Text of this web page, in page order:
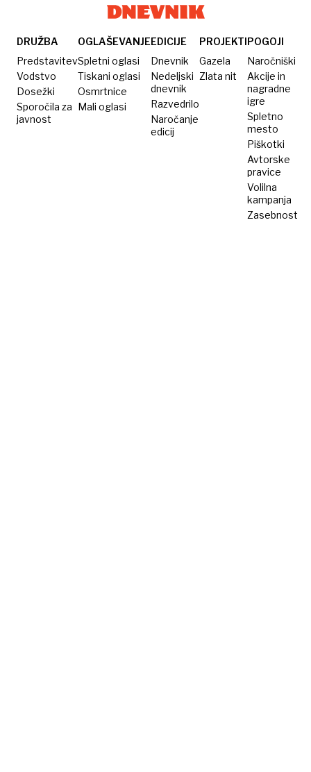
cena
izdelka
ni
ovira,
ampak
največja
se
zdravilo
vseživljenjska
terapija
DRUŽBA
Predstavitev
Vodstvo
Dosežki
Sporočila za
javnost
OGLAŠEVANJE
Spletni oglasi
Tiskani oglasi
Osmrtnice
Mali oglasi
EDICIJE
Dnevnik
Nedeljski
dnevnik
Razvedrilo
Naročanje
edicij
PROJEKTI
Gazela
Zlata nit
POGOJI
Naročniški
Akcije in
nagradne
igre
Spletno
mesto
Piškotki
Avtorske
pravice
Volilna
kampanja
Zasebnost